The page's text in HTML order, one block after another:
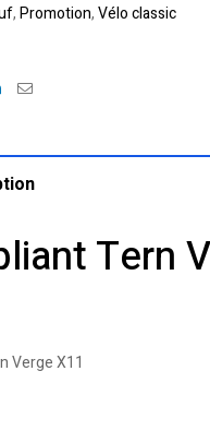
,Promotion,Vélo classic
LinkedinEmail
Tern
Verge X11